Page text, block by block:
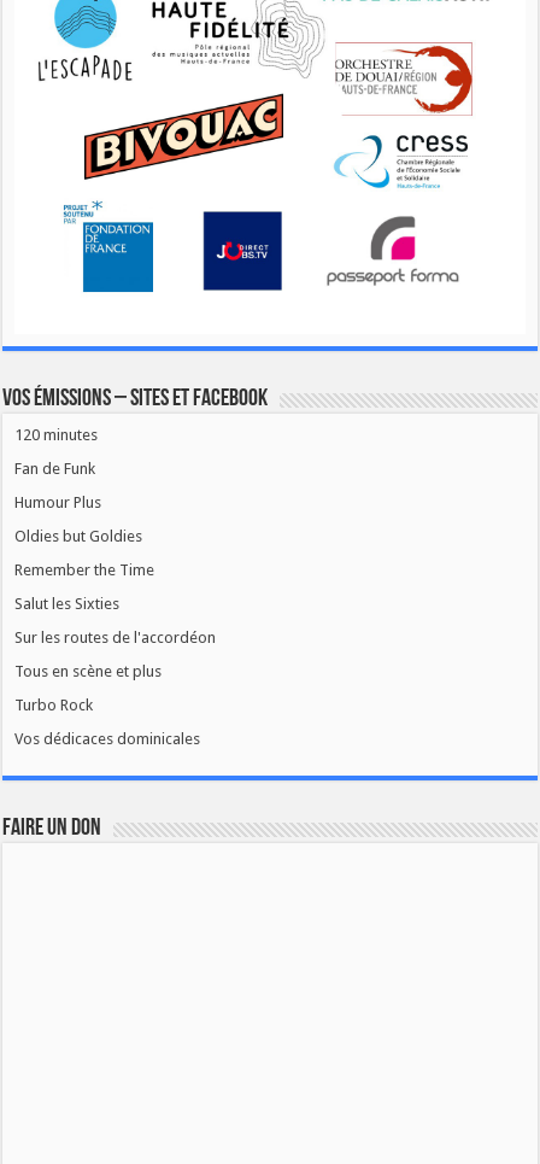
Vos émissions – Sites et Facebook
120 minutes
Fan de Funk
Humour Plus
Oldies but Goldies
Remember the Time
Salut les Sixties
Sur les routes de l'accordéon
Tous en scène et plus
Turbo Rock
Vos dédicaces dominicales
FAIRE UN DON